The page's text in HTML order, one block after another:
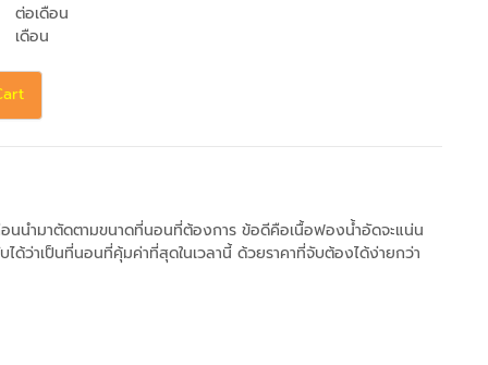
ต่อเดือน
เดือน
นำมาตัดตามขนาดที่นอนที่ต้องการ ข้อดีคือเนื้อฟองน้ำอัดจะแน่น
ด้ว่าเป็นที่นอนที่คุ้มค่าที่สุดในเวลานี้ ด้วยราคาที่จับต้องได้ง่ายกว่า